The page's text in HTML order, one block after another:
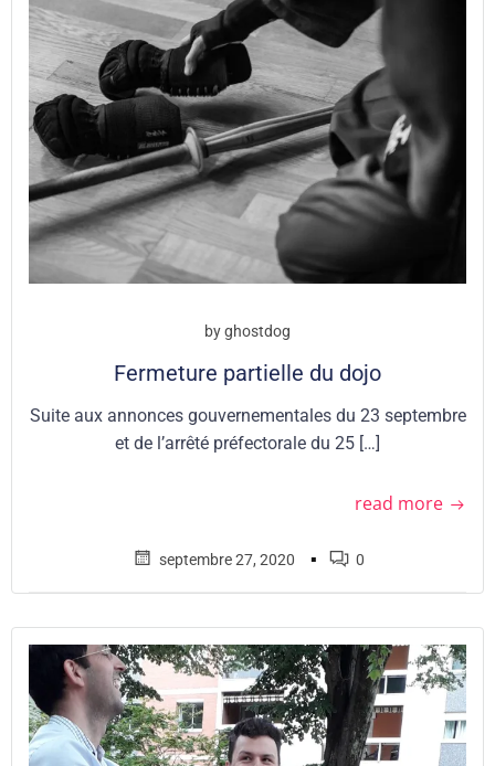
byghostdog
Fermeture partielle du dojo
Suite aux annonces gouvernementales du 23 septembre
et de l’arrêté préfectorale du 25 […]
read more
septembre 27, 2020 ▪ 0